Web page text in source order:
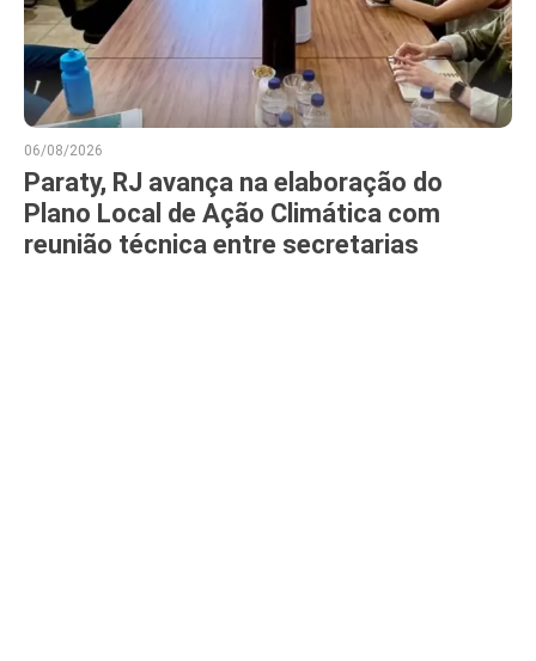
06/08/2026
Paraty, RJ avança na elaboração do
Plano Local de Ação Climática com
reunião técnica entre secretarias